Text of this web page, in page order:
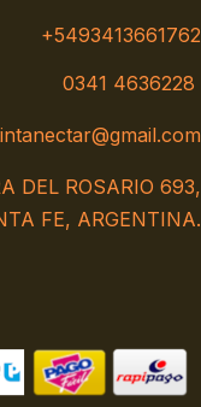
+5493413661762
0341 4636228
DEL ROSARIO 693,
FE, ARGENTINA.